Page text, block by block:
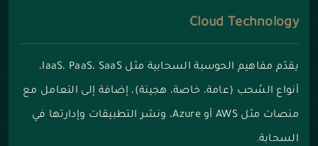
Cloud Technology
يقدّم مفاهيم الحوسبة السحابية مثل IaaS، PaaS، SaaS،
أنواع السُحب (عامة، خاصة، هجينة)، إضافة إلى التعامل مع
منصات مثل AWS أو Azure، ونشر التطبيقات وإدارتها في
السحابة.